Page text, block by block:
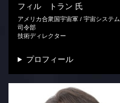
フィル トラン 氏
アメリカ合衆国宇宙軍 / 宇宙システム
司令部
技術ディレクター
プロフィール